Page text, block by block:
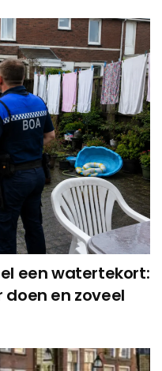
een watertekort:
en zoveel